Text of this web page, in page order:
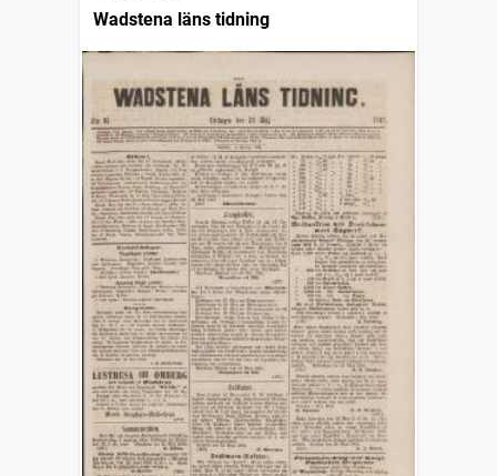
Wadstena läns tidning